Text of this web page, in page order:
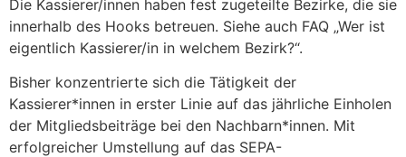
Die Kassierer/innen haben fest zugeteilte Bezirke, die sie
innerhalb des Hooks betreuen. Siehe auch FAQ „Wer ist
eigentlich Kassierer/in in welchem Bezirk?“.
Bisher konzentrierte sich die Tätigkeit der
Kassierer*innen in erster Linie auf das jährliche Einholen
der Mitgliedsbeiträge bei den Nachbarn*innen. Mit
erfolgreicher Umstellung auf das SEPA-